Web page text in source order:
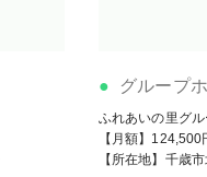
グループ
ふれあいの里グ
【月額】124,500
【所在地】千歳